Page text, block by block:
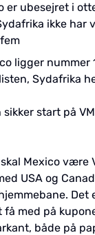
er ubesejret i
ikke har
ligger nummer
Sydafrika
sikker start på
Mexico
USA og
Det
få med på
både på